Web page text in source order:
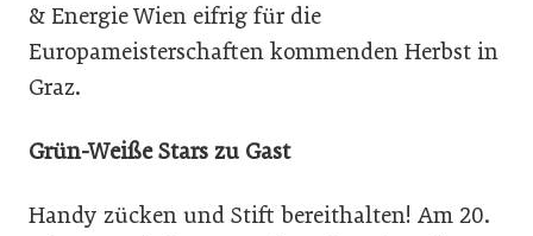
& Energie Wien eifrig für die
Europameisterschaften kommenden Herbst in
Graz.
Grün-Weiße Stars zu Gast
Handy zücken und Stift bereithalten! Am 20.